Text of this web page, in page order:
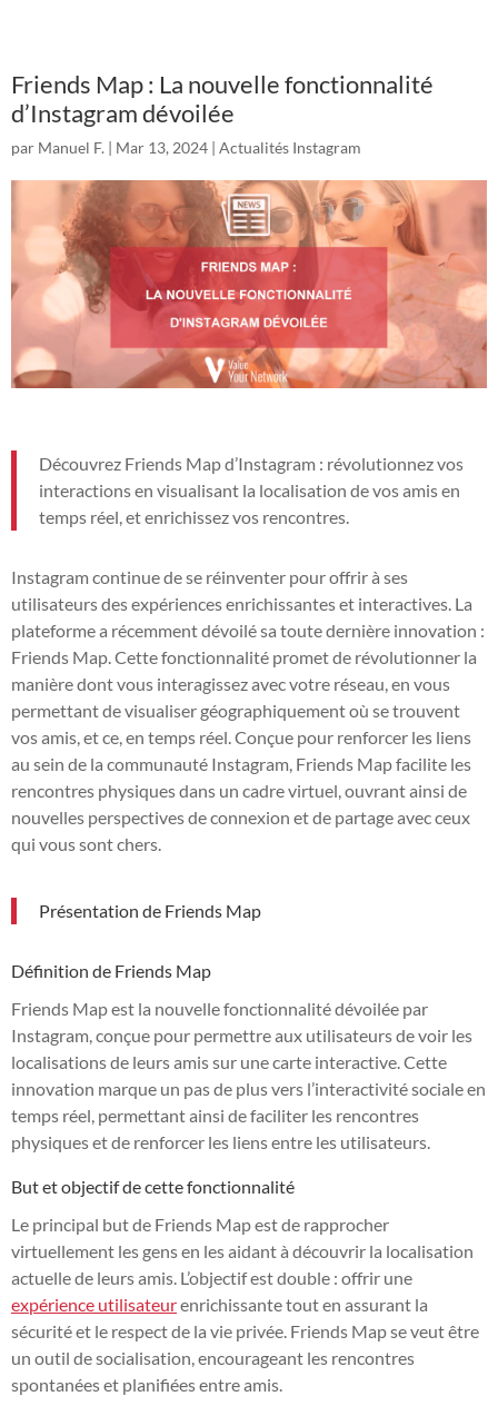
Friends Map : La nouvelle fonctionnalité
d’Instagram dévoilée
par Manuel F. | Mar 13, 2024 | Actualités Instagram
Découvrez Friends Map d’Instagram : révolutionnez vos
interactions en visualisant la localisation de vos amis en
temps réel, et enrichissez vos rencontres.
Instagram continue de se réinventer pour offrir à ses
utilisateurs des expériences enrichissantes et interactives. La
plateforme a récemment dévoilé sa toute dernière innovation :
Friends Map. Cette fonctionnalité promet de révolutionner la
manière dont vous interagissez avec votre réseau, en vous
permettant de visualiser géographiquement où se trouvent
vos amis, et ce, en temps réel. Conçue pour renforcer les liens
au sein de la communauté Instagram, Friends Map facilite les
rencontres physiques dans un cadre virtuel, ouvrant ainsi de
nouvelles perspectives de connexion et de partage avec ceux
qui vous sont chers.
Présentation de Friends Map
Définition de Friends Map
Friends Map est la nouvelle fonctionnalité dévoilée par
Instagram, conçue pour permettre aux utilisateurs de voir les
localisations de leurs amis sur une carte interactive. Cette
innovation marque un pas de plus vers l’interactivité sociale en
temps réel, permettant ainsi de faciliter les rencontres
physiques et de renforcer les liens entre les utilisateurs.
But et objectif de cette fonctionnalité
Le principal but de Friends Map est de rapprocher
virtuellement les gens en les aidant à découvrir la localisation
actuelle de leurs amis. L’objectif est double : offrir une
expérience utilisateurenrichissante tout en assurant la
sécurité et le respect de la vie privée. Friends Map se veut être
un outil de socialisation, encourageant les rencontres
spontanées et planifiées entre amis.